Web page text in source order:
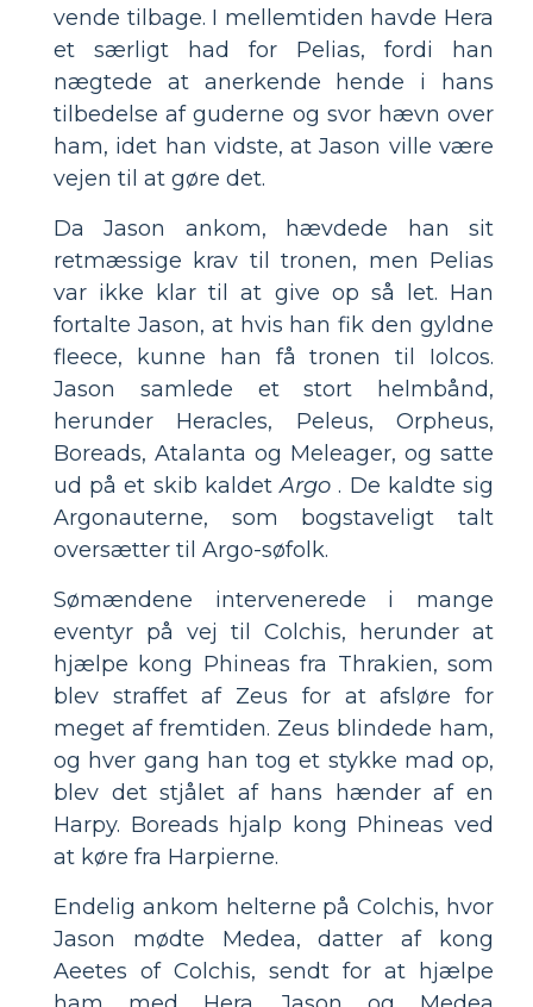
vende tilbage. I mellemtiden havde Hera
et særligt had for Pelias, fordi han
nægtede at anerkende hende i hans
tilbedelse af guderne og svor hævn over
ham, idet han vidste, at Jason ville være
vejen til at gøre det.
Da Jason ankom, hævdede han sit
retmæssige krav til tronen, men Pelias
var ikke klar til at give op så let. Han
fortalte Jason, at hvis han fik den gyldne
fleece, kunne han få tronen til Iolcos.
Jason samlede et stort helmbånd,
herunder Heracles, Peleus, Orpheus,
Boreads, Atalanta og Meleager, og satte
ud på et skib kaldetArgo . De kaldte sig
Argonauterne, som bogstaveligt talt
oversætter til Argo-søfolk.
Sømændene intervenerede i mange
eventyr på vej til Colchis, herunder at
hjælpe kong Phineas fra Thrakien, som
blev straffet af Zeus for at afsløre for
meget af fremtiden. Zeus blindede ham,
og hver gang han tog et stykke mad op,
blev det stjålet af hans hænder af en
Harpy. Boreads hjalp kong Phineas ved
at køre fra Harpierne.
Endelig ankom helterne på Colchis, hvor
Jason mødte Medea, datter af kong
Aeetes of Colchis, sendt for at hjælpe